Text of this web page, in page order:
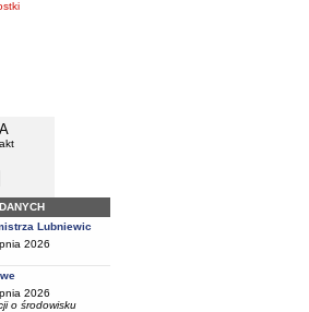
w Lubniewicach
czcionkę
standardowy rozmiar czcionki
A
realizacji zadania Gminy Lubniewice z
Lubniewic
2026
2026
o środowisku